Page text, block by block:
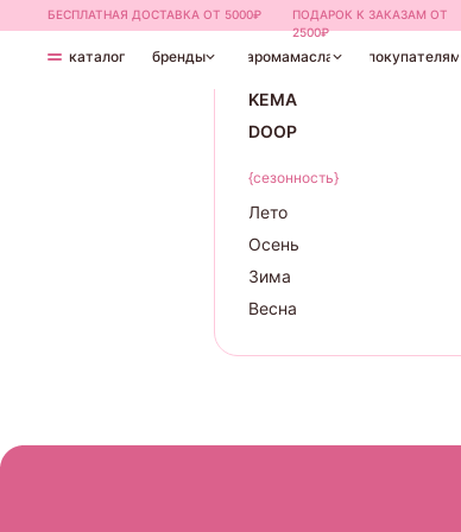
БЕСПЛАТНАЯ ДОСТАВКА ОТ 5000₽
ПОДАРОК К ЗАКАЗАМ ОТ
2500₽
бренды аромамасла покупателям
каталог
{сезонность}
{бренды}
Candlescience
KEMA
DOOP
Лето
Осень
Зима
Весна